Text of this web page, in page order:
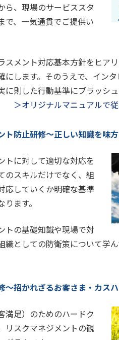
ら、現場のサービススタ
で、一気通貫でご提供い
スメント対応基本方針をヒア
にします。そのうえで、イン
に則した行動基準にブラッシュ
＞オリジナルマニュアルで
ト防止研修～正しい知識を味
トに対して適切な対応を
のスキルだけでなく、組
応していくか明確な基準
ます。
トの基礎知識や現場で対
としての防衛策について学ん
～招かれざるお客さま・カス
満足）のためのハードク
リスクマネジメントの観